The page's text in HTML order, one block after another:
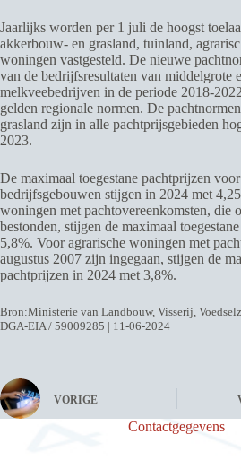
Jaarlijks worden per 1 juli de hoogst
akkerbouw- en grasland, tuinland,
woningen vastgesteld. De nieuwe
van de bedrijfsresultaten van middelgrote
melkveebedrijven in de periode 2018-
gelden regionale normen. De
grasland zijn in alle pachtprijsgebieden
2023.
De maximaal toegestane pachtprijzen
bedrijfsgebouwen stijgen in 2024 met
woningen met pachtovereenkomsten, die
bestonden, stijgen de maximaal
5,8%. Voor agrarische woningen met
augustus 2007 zijn ingegaan, stijgen de
pachtprijzen in 2024 met 3,8%.
Bron:Ministerie van Landbouw, Visserij,
DGA-EIA / 59009285 | 11-06-2024
VORIGE
Contactgegevens